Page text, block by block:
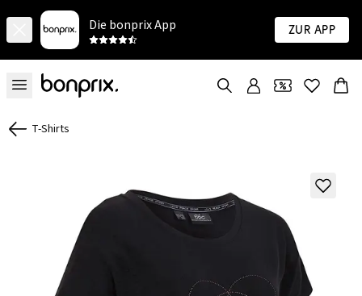
Die bonprix App Zur App
T-Shirts